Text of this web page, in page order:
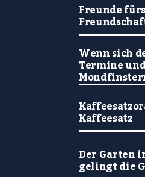
Freunde
Wenn sich
Termine
Kaffeesatz
Der Garten
gelingt die